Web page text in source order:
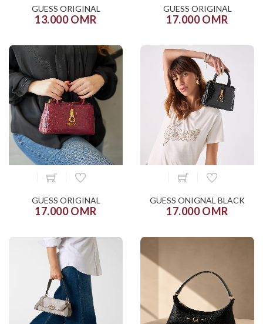
GUESS ORIGINAL
13.000 OMR
GUESS ORIGINAL
17.000 OMR
GUESS ORIGINAL
17.000 OMR
GUESS ONIGNAL BLACK
17.000 OMR